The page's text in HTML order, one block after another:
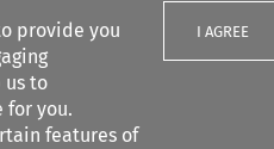
provide you
us to
for you.
features of
I AGREE